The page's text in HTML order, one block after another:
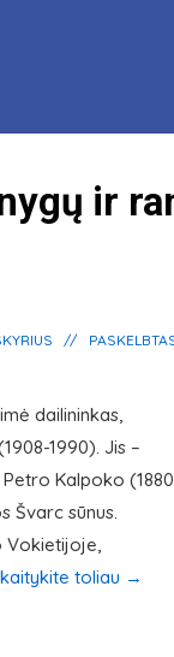
ir
dailininkas,
1990). Jis –
Kalpoko
Švarc sūnus.
Vokietijoje,
toliau →